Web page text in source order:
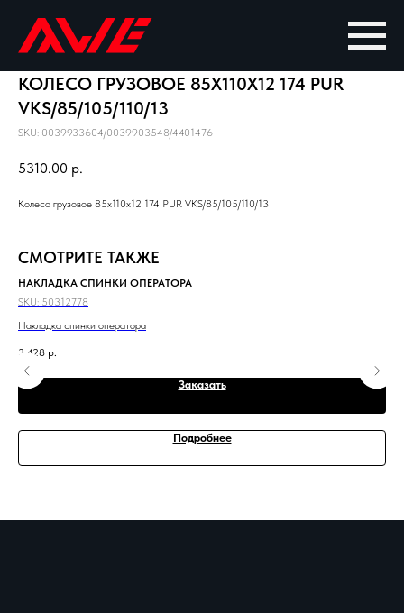
КОЛЕСО ГРУЗОВОЕ 85X110X12 174 PUR
VKS/85/105/110/13
SKU: 0039933604/0039903548/4401476
5310.00 р.
Колесо грузовое 85x110x12 174 PUR VKS/85/105/110/13
СМОТРИТЕ ТАКЖЕ
НАКЛАДКА СПИНКИ ОПЕРАТОРА
SKU: 50312778
Накладка спинки оператора
3 428 р.
Заказать
Подробнее